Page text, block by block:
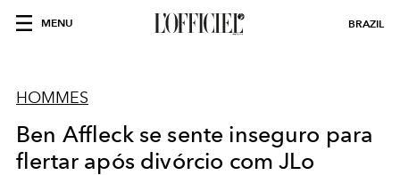
MENU BRAZIL
HOMMES
Ben Affleck se sente inseguro para
flertar após divórcio com JLo